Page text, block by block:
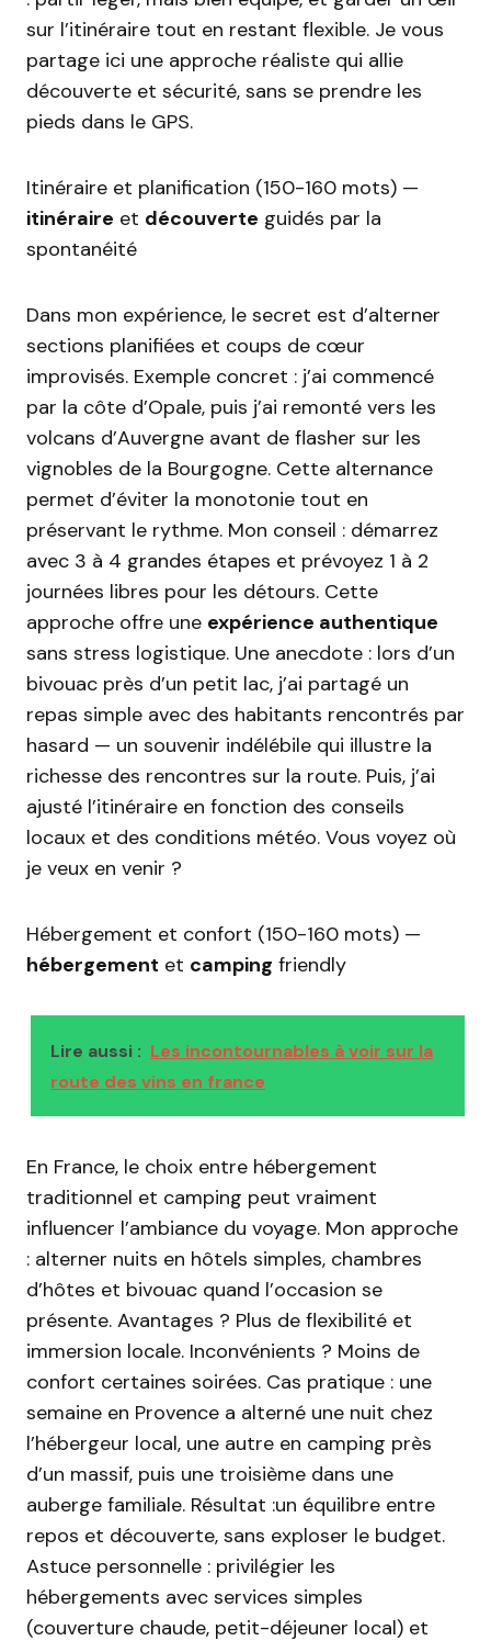
sur l’itinéraire tout en restant flexible. Je vous
partage ici une approche réaliste qui allie
découverte et sécurité, sans se prendre les
pieds dans le GPS.
Itinéraire et planification (150-160 mots) —
itinéraire et découverte guidés par la
spontanéité
Dans mon expérience, le secret est d’alterner
sections planifiées et coups de cœur
improvisés. Exemple concret : j’ai commencé
par la côte d’Opale, puis j’ai remonté vers les
volcans d’Auvergne avant de flasher sur les
vignobles de la Bourgogne. Cette alternance
permet d’éviter la monotonie tout en
préservant le rythme. Mon conseil : démarrez
avec 3 à 4 grandes étapes et prévoyez 1 à 2
journées libres pour les détours. Cette
approche offre une expérience authentique
sans stress logistique. Une anecdote : lors d’un
bivouac près d’un petit lac, j’ai partagé un
repas simple avec des habitants rencontrés par
hasard — un souvenir indélébile qui illustre la
richesse des rencontres sur la route. Puis, j’ai
ajusté l’itinéraire en fonction des conseils
locaux et des conditions météo. Vous voyez où
je veux en venir ?
Hébergement et confort (150-160 mots) —
hébergement et camping friendly
Lire aussi : Les incontournables à voir sur la
route des vins en france
En France, le choix entre hébergement
traditionnel et camping peut vraiment
influencer l’ambiance du voyage. Mon approche
: alterner nuits en hôtels simples, chambres
d’hôtes et bivouac quand l’occasion se
présente. Avantages ? Plus de flexibilité et
immersion locale. Inconvénients ? Moins de
confort certaines soirées. Cas pratique : une
semaine en Provence a alterné une nuit chez
l’hébergeur local, une autre en camping près
d’un massif, puis une troisième dans une
auberge familiale. Résultat :un équilibre entre
repos et découverte, sans exploser le budget.
Astuce personnelle : privilégier les
hébergements avec services simples
(couverture chaude, petit-déjeuner local) et